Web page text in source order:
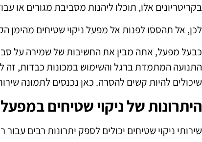
בקריטריונים אלו, תוכלו ליהנות מסביבת מגורים או
לכן, אל תהססו לפנות אל מפעל ניקוי שטיחים מהימן
כבעל מפעל, אתה מבין את החשיבות של שמירה על
התנועה המתמדת ברגל והשימוש במכונות כבדות, זה
שיכולים להיות קשים להסרה. כאן נכנסים לתמונה
היתרונות של ניקוי שטיחים במפעל
שירותי ניקוי שטיחים יכולים לספק יתרונות רבים